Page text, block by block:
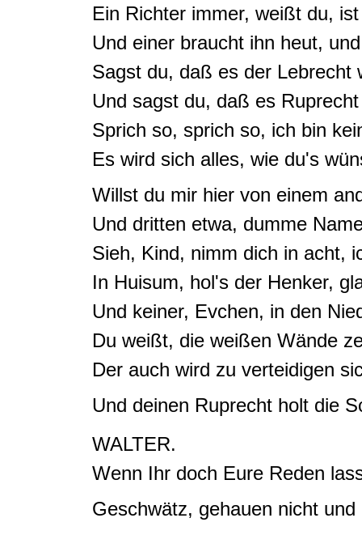
Ein Richter immer, weißt du,
Und einer braucht ihn heut,
Sagst du, daß es der Lebrecht
Und sagst du, daß es
Sprich so, sprich so, ich bin
Es wird sich alles, wie du's
Willst du mir hier von einem
Und dritten etwa, dumme
Sieh, Kind, nimm dich in acht,
In Huisum, hol's der Henker,
Und keiner, Evchen, in den
Du weißt, die weißen Wände
Der auch wird zu verteidigen
Und deinen Ruprecht holt die
WALTER.
Wenn Ihr doch Eure Reden
Geschwätz, gehauen nicht